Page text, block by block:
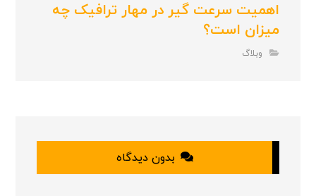
اهمیت سرعت گیر در مهار ترافیک چه
میزان است؟
وبلاگ
بدون دیدگاه